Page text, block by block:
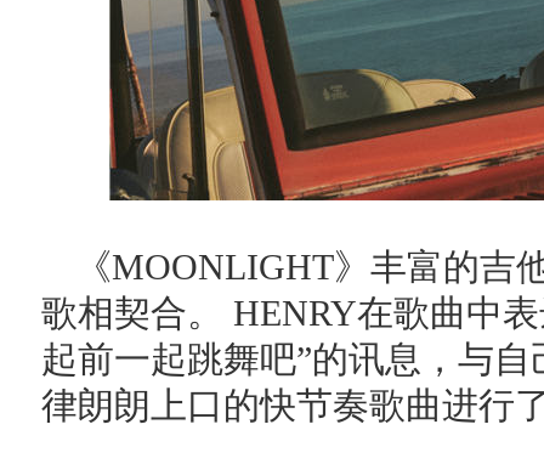
《MOONLIGHT》丰富的
歌相契合。 HENRY在歌曲中
起前一起跳舞吧”的讯息，与
律朗朗上口的快节奏歌曲进行